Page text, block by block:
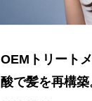
OEMトリート
酸で髪を再構